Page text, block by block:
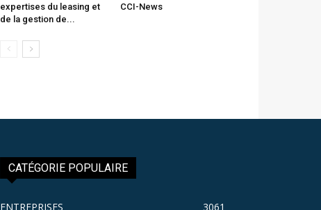
expertises du leasing et
de la gestion de...
CCI-News
CATÉGORIE POPULAIRE
ENTREPRISES 3061